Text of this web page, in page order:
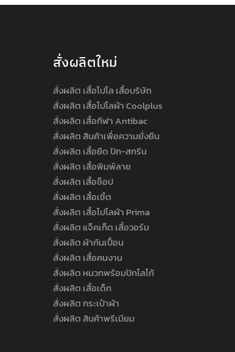
สั่งผลิตใหม่
สั่งผลิต เสื้อโปโล เสื้อบริษัท
สั่งผลิต เสื้อโปโลผ้า Coolplus
สั่งผลิต เสื้อกีฬา Antibac
สั่งผลิต สินค้าเพื่อความยั่งยืน
สั่งผลิต เสื้อยืด ปัก-สกรีน
สั่งผลิต เสื้อพิมพ์ลาย
สั่งผลิต เสื้อช็อป
สั่งผลิต เสื้อเชิ้ต
สั่งผลิต เสื้อโปโลผ้า Prima
สั่งผลิต แจ็คเก็ต เสื้อวอร์ม
สั่งผลิต ผ้ากันเปื้อน
สั่งผลิต เสื้อคนงาน
สั่งผลิต หมวกพร้อมปักโลโก้
สั่งผลิต เสื้อเด็ก
สั่งผลิต กระเป๋าผ้า
สั่งผลิต สินค้าพรีเมียม